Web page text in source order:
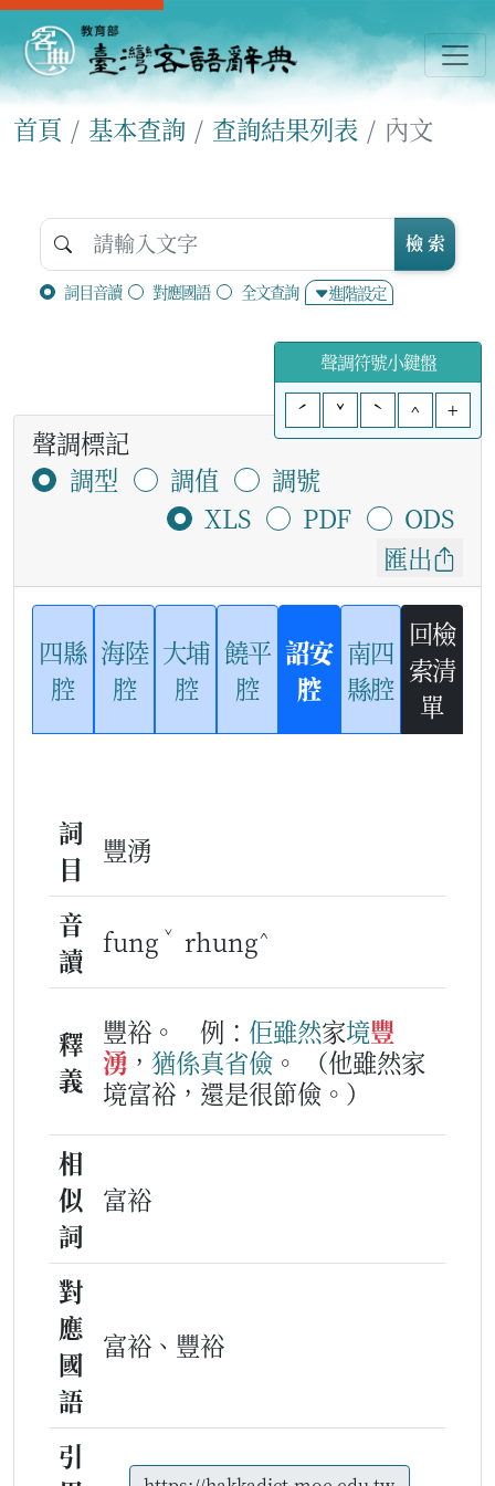
首頁 基本查詢 查詢結果列表 內文
詞目音讀 對應國語 全文查詢 進階設定
檢 索
聲調符號小鍵盤
ˊ
ˇ ˋ ^ +
聲調標記
調型
調值
調號
XLS
PDF
ODS
匯出
四縣
腔
海陸
腔
大埔
腔
饒平
腔
詔安
腔
南四
縣腔
回檢
索清
單
詞
目
豐湧
音
讀
fung ˇ rhung^
釋
義
豐裕。 例： 佢雖然家境豐
湧 ， 猶係真省儉 。
（他雖然家
境富裕，還是很節儉。）
相
似
詞
富裕
對
應
國
語
富裕、豐裕
引